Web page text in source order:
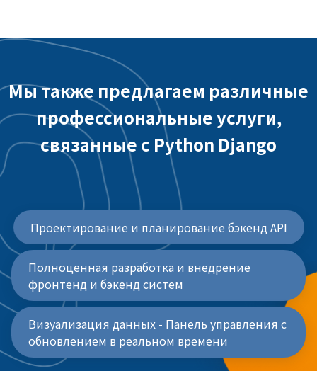
Мы также предлагаем различные
профессиональные услуги,
связанные с Python Django
Проектирование и планирование бэкенд API
Полноценная разработка и внедрение
фронтенд и бэкенд систем
Визуализация данных - Панель управления с
обновлением в реальном времени